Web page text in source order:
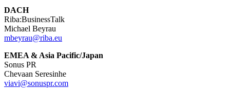
DACH
Riba:BusinessTalk
Michael Beyrau
mbeyrau@riba.eu
EMEA & Asia Pacific/Japan
Sonus PR
Chevaan Seresinhe
viavi@sonuspr.com